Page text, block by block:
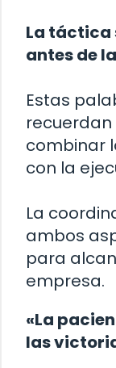
La táctica
antes de
Estas
combinar
con la
La
ambos
para
empresa.
«La
las